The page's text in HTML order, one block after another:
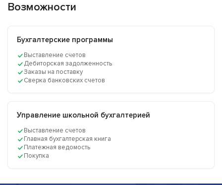
Возможности
Бухгалтерские программы
Выставление счетов
Дебиторская задолженность
Заказы на поставку
Сверка банковских счетов
Управление школьной бухгалтерией
Выставление счетов
Главная бухгалтерская книга
Платежная ведомость
Покупка